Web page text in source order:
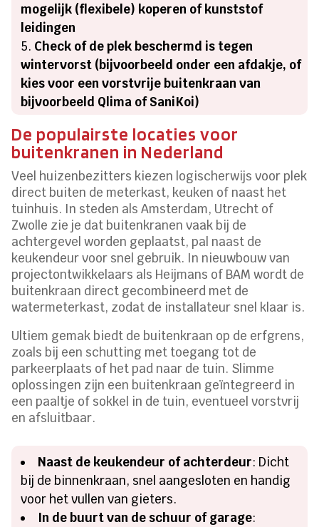
mogelijk (flexibele) koperen of kunststof
leidingen
Check of de plek beschermd is tegen
wintervorst (bijvoorbeeld onder een afdakje, of
kies voor een vorstvrije buitenkraan van
bijvoorbeeld Qlima of SaniKoi)
De populairste locaties voor
buitenkranen in Nederland
Veel huizenbezitters kiezen logischerwijs voor plek
direct buiten de meterkast, keuken of naast het
tuinhuis. In steden als Amsterdam, Utrecht of
Zwolle zie je dat buitenkranen vaak bij de
achtergevel worden geplaatst, pal naast de
keukendeur voor snel gebruik. In nieuwbouw van
projectontwikkelaars als Heijmans of BAM wordt de
buitenkraan direct gecombineerd met de
watermeterkast, zodat de installateur snel klaar is.
Ultiem gemak biedt de buitenkraan op de erfgrens,
zoals bij een schutting met toegang tot de
parkeerplaats of het pad naar de tuin. Slimme
oplossingen zijn een buitenkraan geïntegreerd in
een paaltje of sokkel in de tuin, eventueel vorstvrij
en afsluitbaar.
Naast de keukendeur of achterdeur: Dicht
bij de binnenkraan, snel aangesloten en handig
voor het vullen van gieters.
In de buurt van de schuur of garage: